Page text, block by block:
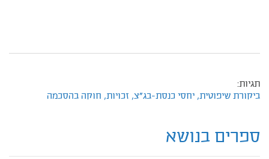
תגיות:
ביקורת שיפוטית, יחסי כנסת-בג"צ, זכויות, חוקה בהסכמה
ספרים בנושא